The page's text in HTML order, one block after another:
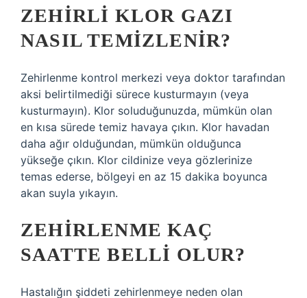
ZEHIRLI KLOR GAZI
NASIL TEMIZLENIR?
Zehirlenme kontrol merkezi veya doktor tarafından
aksi belirtilmediği sürece kusturmayın (veya
kusturmayın). Klor soluduğunuzda, mümkün olan
en kısa sürede temiz havaya çıkın. Klor havadan
daha ağır olduğundan, mümkün olduğunca
yükseğe çıkın. Klor cildinize veya gözlerinize
temas ederse, bölgeyi en az 15 dakika boyunca
akan suyla yıkayın.
ZEHIRLENME KAÇ
SAATTE BELLI OLUR?
Hastalığın şiddeti zehirlenmeye neden olan